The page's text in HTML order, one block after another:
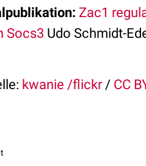
Zac1
Socs3 Udo Schmidt-
kwanie /flickr/ CC